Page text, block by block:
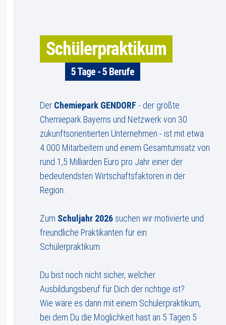
Schülerpraktikum
5 Tage - 5 Berufe
Der Chemiepark GENDORF - der größte
Chemiepark Bayerns und Netzwerk von 30
zukunftsorientierten Unternehmen - ist mit etwa
4.000 Mitarbeitern und einem Gesamtumsatz von
rund 1,5 Milliarden Euro pro Jahr einer der
bedeutendsten Wirtschaftsfaktoren in der
Region.
Zum Schuljahr 2026 suchen wir motivierte und
freundliche Praktikanten für ein
Schülerpraktikum.
Du bist noch nicht sicher, welcher
Ausbildungsberuf für Dich der richtige ist?
Wie wäre es dann mit einem Schülerpraktikum,
bei dem Du die Möglichkeit hast an 5 Tagen 5